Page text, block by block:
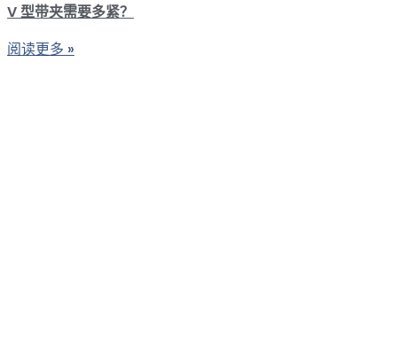
V 型带夹需要多紧？
阅读更多 »